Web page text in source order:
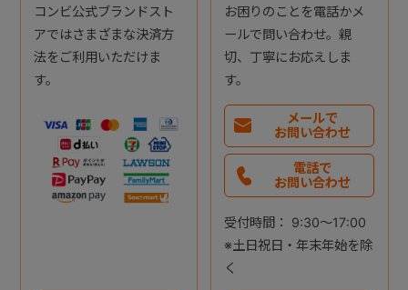
コンビ公式ブランドスト
アではさまざまな決済方
法をご利用いただけま
す。
お困りのことを電話かメ
ールで問い合わせ。親
切、丁寧にお応えしま
す。
メールで
お問い合わせ
電話で
お問い合わせ
受付時間： 9:30～17:00
※土日祝日・年末年始を除
く